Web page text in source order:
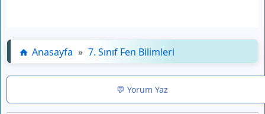
Anasayfa » 7. Sınıf Fen Bilimleri
💬 Yorum Yaz